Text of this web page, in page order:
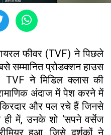
फीवर (TVF) ने पिछले
सम्मानित प्रोडक्शन हाउस
ने मिडिल क्लास की
अंदाज में पेश करने में
और पल रचे हैं जिनसे
में, उनके शो ‘सपने वर्सेज
हुआ, जिसे दर्शकों ने